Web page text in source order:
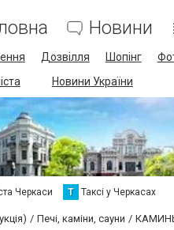
Новини
Дозвілля Шопінг
Новини України
Черкаси Т Таксі у Черкасах
Печі, каміни, сауни